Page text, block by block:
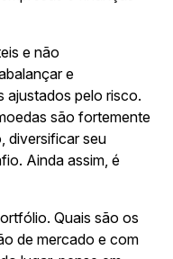
e não
e
ajustados pelo risco.
são fortemente
diversificar seu
Ainda assim, é
Quais são os
de mercado e com